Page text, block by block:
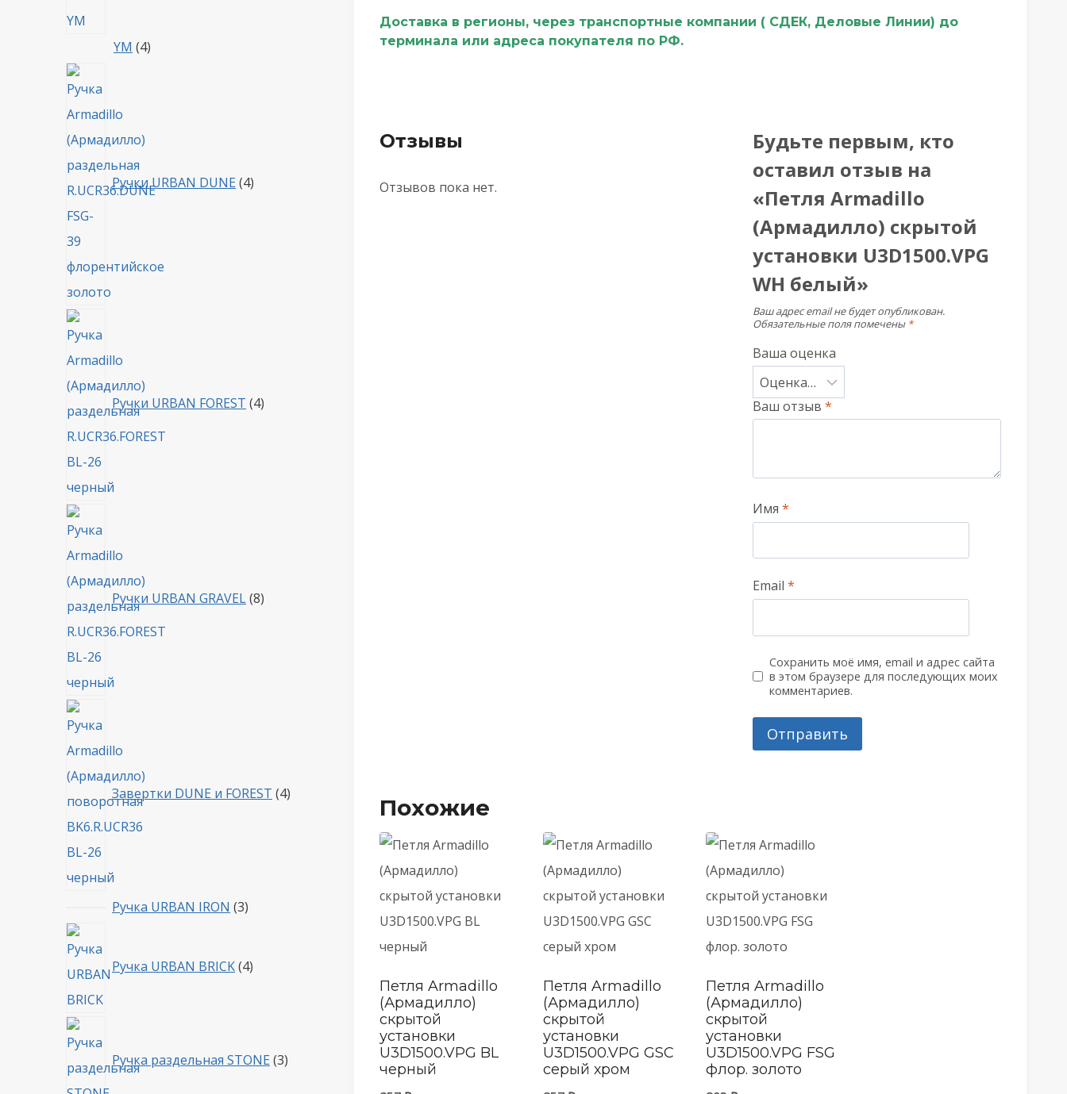
Доставка в регионы, через транспортные компании ( СДЕК, Деловые Линии) до
терминала или адреса покупателя по РФ.
Отзывы
Отзывов пока нет.
Будьте первым, кто
оставил отзыв на
«Петля Armadillo
(Армадилло) скрытой
установки U3D1500.VPG
WH белый»
Ваш адрес email не будет опубликован.
Обязательные поля помечены *
Ваша оценка
Ваш отзыв *
Имя *
Email *
Сохранить моё имя, email и адрес сайта
в этом браузере для последующих моих
комментариев.
Похожие
Петля Armadillo
(Армадилло)
скрытой
установки
U3D1500.VPG BL
черный
Петля Armadillo
(Армадилло)
скрытой
установки
U3D1500.VPG GSC
серый хром
Петля Armadillo
(Армадилло)
скрытой
установки
U3D1500.VPG FSG
флор. золото
YM 44
Ручки URBAN DUNE 4
Ручки URBAN FOREST 4
Ручки URBAN GRAVEL 8
Завертки DUNE и FOREST 4
Ручка URBAN IRON 33
Ручка URBAN BRICK 4товара
Ручка раздельная STONE 3товара